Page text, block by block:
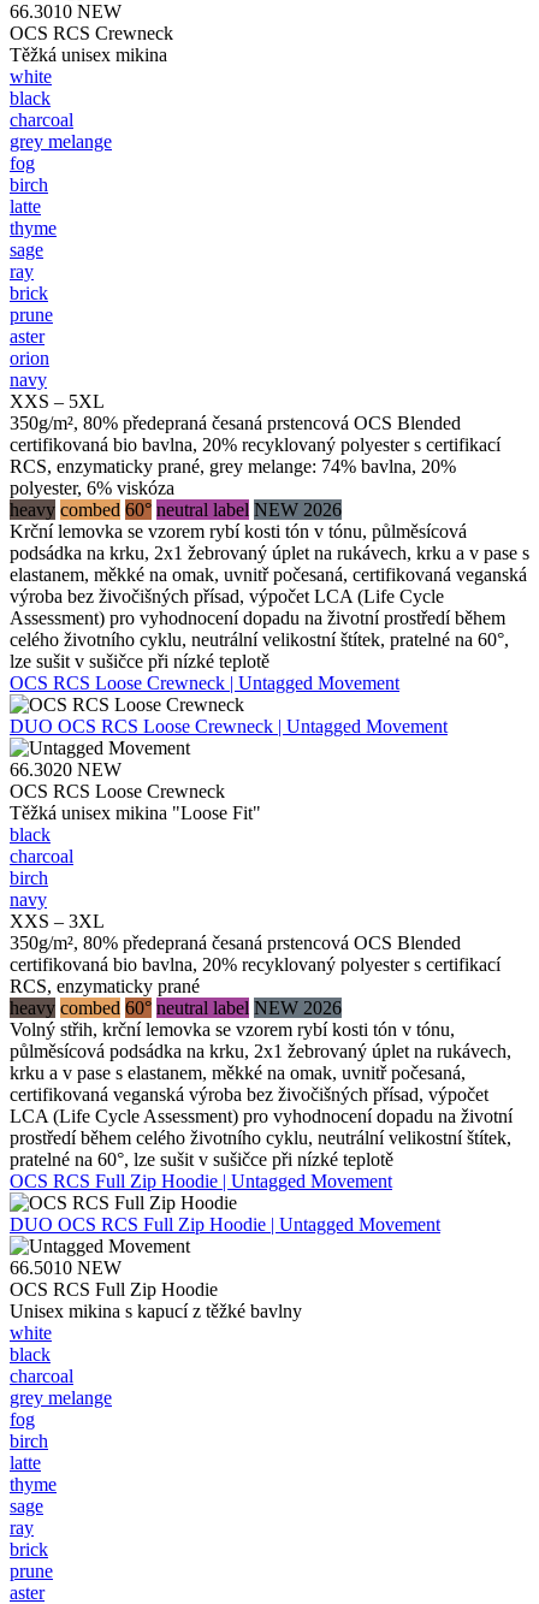
66.3010 NEW
OCS RCS Crewneck
Těžká unisex mikina
white
black
charcoal
grey melange
fog
birch
latte
thyme
sage
ray
brick
prune
aster
orion
navy
XXS – 5XL
350g/m², 80% předepraná česaná prstencová OCS Blended
certifikovaná bio bavlna, 20% recyklovaný polyester s certifikací
RCS, enzymaticky prané, grey melange: 74% bavlna, 20%
polyester, 6% viskóza
heavy combed 60° neutral label NEW 2026
Krční lemovka se vzorem rybí kosti tón v tónu, půlměsícová
podsádka na krku, 2x1 žebrovaný úplet na rukávech, krku a v pase s
elastanem, měkké na omak, uvnitř počesaná, certifikovaná veganská
výroba bez živočišných přísad, výpočet LCA (Life Cycle
Assessment) pro vyhodnocení dopadu na životní prostředí během
celého životního cyklu, neutrální velikostní štítek, pratelné na 60°,
lze sušit v sušičce při nízké teplotě
OCS RCS Loose Crewneck | Untagged Movement
DUO OCS RCS Loose Crewneck | Untagged Movement
66.3020 NEW
OCS RCS Loose Crewneck
Těžká unisex mikina "Loose Fit"
black
charcoal
birch
navy
XXS – 3XL
350g/m², 80% předepraná česaná prstencová OCS Blended
certifikovaná bio bavlna, 20% recyklovaný polyester s certifikací
RCS, enzymaticky prané
heavy combed 60° neutral label NEW 2026
Volný střih, krční lemovka se vzorem rybí kosti tón v tónu,
půlměsícová podsádka na krku, 2x1 žebrovaný úplet na rukávech,
krku a v pase s elastanem, měkké na omak, uvnitř počesaná,
certifikovaná veganská výroba bez živočišných přísad, výpočet
LCA (Life Cycle Assessment) pro vyhodnocení dopadu na životní
prostředí během celého životního cyklu, neutrální velikostní štítek,
pratelné na 60°, lze sušit v sušičce při nízké teplotě
OCS RCS Full Zip Hoodie | Untagged Movement
DUO OCS RCS Full Zip Hoodie | Untagged Movement
66.5010 NEW
OCS RCS Full Zip Hoodie
Unisex mikina s kapucí z těžké bavlny
white
black
charcoal
grey melange
fog
birch
latte
thyme
sage
ray
brick
prune
aster